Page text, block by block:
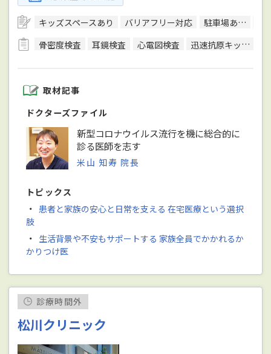
キッズスペースあり バリアフリー対応 駐車場あり
骨密度検査
耳鏡検査 心電図検査 迅速抗原キット検査
取材記事
ドクターズファイル
新型コロナウイルス流行を機に総合的に
診る医師を志す
米山 知寿 院長
トピックス
・ 患者と家族の安心と日常を支える 在宅医療という選択
肢
・ 生活背景や不安もサポートする 家族全員でかかれるか
かりつけ医
診療時間外
松川クリニック